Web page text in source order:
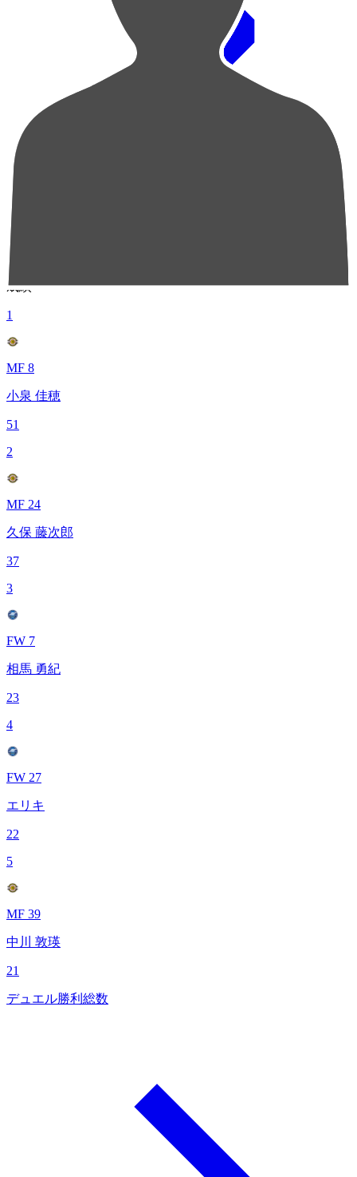
順位
選手名
成績
1
MF 8
小泉 佳穂
51
2
MF 24
久保 藤次郎
37
3
FW 7
相馬 勇紀
23
4
FW 27
エリキ
22
5
MF 39
中川 敦瑛
21
デュエル勝利総数